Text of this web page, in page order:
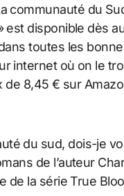
communauté du
est disponible dès
toutes les
internet où on le
de 8,45 € sur
du sud, dois-je
de l’auteur
de la série True